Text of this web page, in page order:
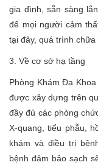
gia đình, sẵn sàng
để mọi người cảm
tại đây, quá trình
3. Về cơ sở hạ tầng
Phòng Khám Đa
được xây dựng trên
đầy đủ các phòng
X-quang, tiểu phẫu,
khám và điều trị
bệnh đảm bảo sạch